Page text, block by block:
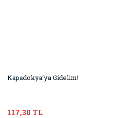
Kapadokya’ya Gidelim!
117,30 TL